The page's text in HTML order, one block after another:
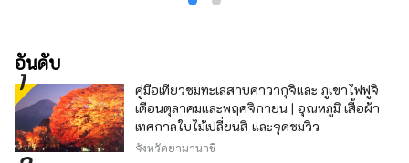
อันดับ
คู่มือเที่ยวชมทะเลสาบคาวากุจิและ ภูเขาไฟฟูจิ
เดือนตุลาคมและพฤศจิกายน | อุณหภูมิ เสื้อผ้า
เทศกาลใบไม้เปลี่ยนสี และจุดชมวิว
จังหวัดยามานาชิ